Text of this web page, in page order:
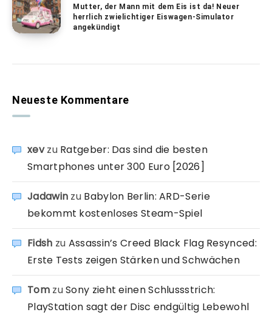
Mutter, der Mann mit dem Eis ist da! Neuer
herrlich zwielichtiger Eiswagen-Simulator
angekündigt
Neueste Kommentare
xevzu Ratgeber: Das sind die besten
Smartphones unter 300 Euro [2026]
Jadawin zu Babylon Berlin: ARD-Serie
bekommt kostenloses Steam-Spiel
Fidsh zu Assassin’s Creed Black Flag Resynced:
Erste Tests zeigen Stärken und Schwächen
TomzuSony zieht einen Schlussstrich:
PlayStation sagt der Disc endgültig Lebewohl